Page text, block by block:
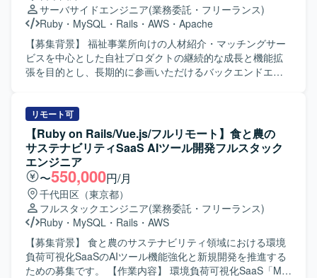
(ECS) バージョン管理 : Git/GitHub コミュニケーション/タ
スク管理 : Slack, Google Meet, Notion を利用しています。
サーバサイドエンジニア(業務委託・フリーランス)
Ruby ・ MySQL ・ Rails ・ AWS ・ Apache
【募集背景】 福祉事業所向けの人材紹介・マッチングサー
ビスを中心とした自社プロダクトの継続的な成長と機能拡
張を目的とし、長期的に参画いただけるバックエンドエン
開発をご担当いただきます。人材紹介・マッチングサービ
スの開発チームに所属し、インターネットサービスの顧客
価値向上を目的とした開発や、社内基幹業務システムの業
務生産性向上のための開発など、多岐にわたる開発案件に
携わっていただきます。 5年近い歴史のあるプロダクトのた
め、既存の開発基盤や組織風土をキャッチアップいただき
つつ、プロダクト開発に参画していただきます。 フルサイ
クル型のプロダクト開発現場として、数人月単位のプロジ
ェクトにおける要件定義〜設計〜実装〜テストまでの各工
程を、計画策定から一貫してご担当いただきます。 また、
アーキテクチャ選定やパフォーマンス改善などの技術的な
判断において、自ら根拠を持って意思決定し、若手メンバ
リモート可
【Ruby on Rails/Vue.js/フルリモート】食と農の
サステナビリティSaaS AIツール開発フルスタック
エンジニア
〜550,000円/月
千代田区（東京都）
フルスタックエンジニア(業務委託・フリーランス)
Ruby ・ MySQL ・ Rails ・ AWS
【募集背景】 食と農のサステナビリティ領域における環境
負荷可視化SaaSのAIツール機能強化と新規開発を推進する
ための募集です。 【作業内容】 環境負荷可視化SaaS「My